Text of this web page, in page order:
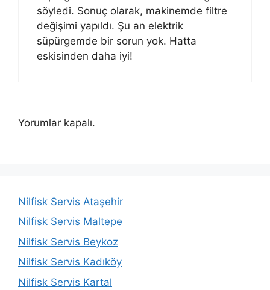
söyledi. Sonuç olarak, makinemde filtre
değişimi yapıldı. Şu an elektrik
süpürgemde bir sorun yok. Hatta
eskisinden daha iyi!
Yorumlar kapalı.
Nilfisk Servis Ataşehir
Nilfisk Servis Maltepe
Nilfisk Servis Beykoz
Nilfisk Servis Kadıköy
Nilfisk Servis Kartal